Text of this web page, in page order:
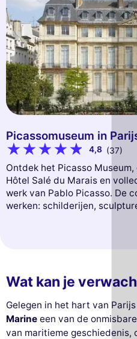
Picassomuseum in
4,8 (37)
Ontdek het Picasso
Hôtel Salé du Marais en
werk van Pablo Picasso. De
werken: schilderijen,
Wat kan je
Gelegen in het hart van
Marine een van de
van maritieme geschiedenis,